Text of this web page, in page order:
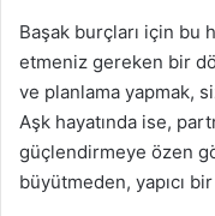
Başak burçları için bu
etmeniz gereken bir
ve planlama yapmak,
Aşk hayatında ise,
güçlendirmeye özen
büyütmeden, yapıcı